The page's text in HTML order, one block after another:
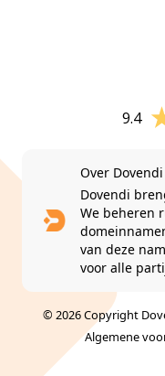
9.4
Over Dovendi
Dovendi
We beheren
van deze
voor alle
© 2026 Copyright
Algemene